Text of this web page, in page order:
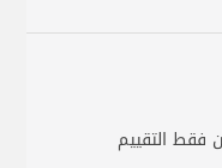
فقط التقييم